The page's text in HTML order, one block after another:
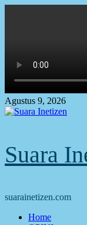
Agustus 9, 2026
Suara
suarainetizen.com
PrimaryHome